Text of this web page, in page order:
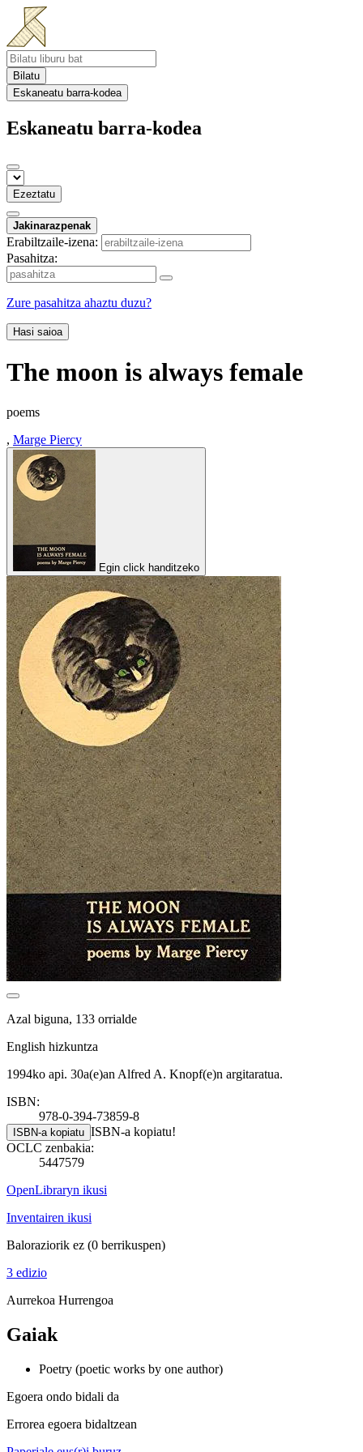
Bilatu
Eskaneatu barra-kodea
Eskaneatu barra-kodea
Ezeztatu
Jakinarazpenak
Erabiltzaile-izena:
Pasahitza:
Zure pasahitza ahaztu duzu?
Hasi saioa
The moon is always female
poems
, Marge Piercy
Egin click handitzeko
Azal biguna, 133 orrialde
English hizkuntza
1994ko api. 30a(e)an Alfred A. Knopf(e)n argitaratua.
ISBN:
978-0-394-73859-8
ISBN-a kopiatu ISBN-a kopiatu!
OCLC zenbakia:
5447579
OpenLibraryn ikusi
Inventairen ikusi
Baloraziorik ez (0 berrikuspen)
3 edizio
Aurrekoa Hurrengoa
Gaiak
Poetry (poetic works by one author)
Egoera ondo bidali da
Errorea egoera bidaltzean